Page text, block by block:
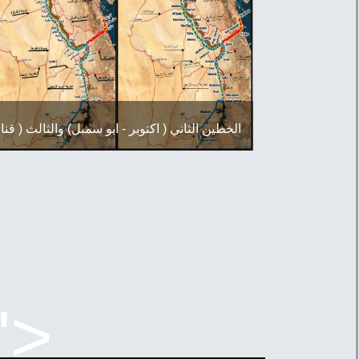
اضغط هنا للتحميل...
الخطين الثاني ( اكتوبر - ابو سمبل) والثالث (
الثالث من محطة قنا ثم شرقا حتى ميناء سفاجا ثم
إلى الغردقة بطول حوالى 175 كم ويشمل المشروع
عدد 3 محطات (2 محطة للقطار السريع –